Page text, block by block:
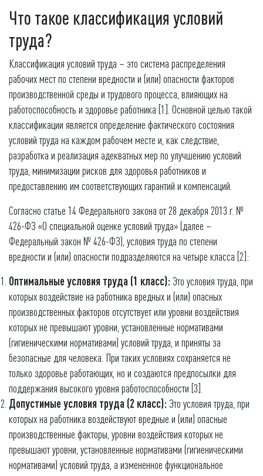
Что такое классификация условий
труда?
Классификация условий труда – это система распределения
рабочих мест по степени вредности и (или) опасности факторов
производственной среды и трудового процесса, влияющих на
работоспособность и здоровье работника [1]. Основной целью такой
классификации является определение фактического состояния
условий труда на каждом рабочем месте и, как следствие,
разработка и реализация адекватных мер по улучшению условий
труда, минимизации рисков для здоровья работников и
предоставлению им соответствующих гарантий и компенсаций.
Согласно статье 14 Федерального закона от 28 декабря 2013 г. №
426-ФЗ «О специальной оценке условий труда» (далее –
Федеральный закон № 426-ФЗ), условия труда по степени
вредности и (или) опасности подразделяются на четыре класса [2]:
Оптимальные условия труда (1 класс): Это условия труда, при
которых воздействие на работника вредных и (или) опасных
производственных факторов отсутствует или уровни воздействия
которых не превышают уровни, установленные нормативами
(гигиеническими нормативами) условий труда, и приняты за
безопасные для человека. При таких условиях сохраняется не
только здоровье работающих, но и создаются предпосылки для
поддержания высокого уровня работоспособности [3].
Допустимые условия труда (2 класс): Это условия труда, при
которых на работника воздействуют вредные и (или) опасные
производственные факторы, уровни воздействия которых не
превышают уровни, установленные нормативами (гигиеническими
нормативами) условий труда, а измененное функциональное